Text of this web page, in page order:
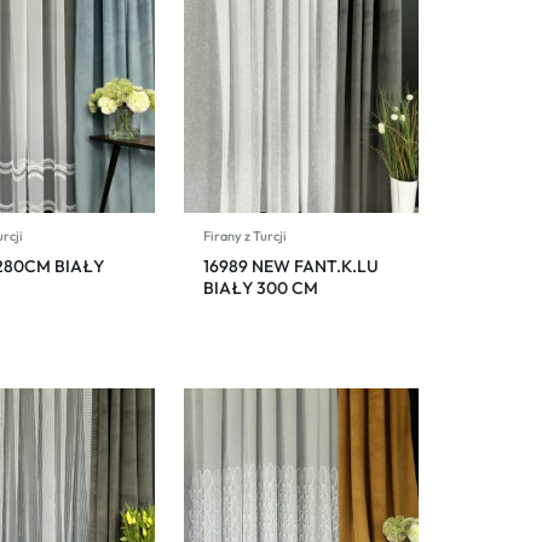
BIAŁY
Firany z Turcji
16989 NEW FANT.K.LU
BIAŁY 300 CM